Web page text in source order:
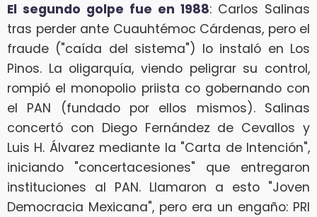
El segundo golpe fue en 1988: Carlos Salinas
tras perder ante Cuauhtémoc Cárdenas, pero el
fraude ("caída del sistema") lo instaló en Los
Pinos. La oligarquía, viendo peligrar su control,
rompió el monopolio priista co gobernando con
el PAN (fundado por ellos mismos). Salinas
concertó con Diego Fernández de Cevallos y
Luis H. Álvarez mediante la "Carta de Intención",
iniciando "concertacesiones" que entregaron
instituciones al PAN. Llamaron a esto "Joven
Democracia Mexicana", pero era un engaño: PRI